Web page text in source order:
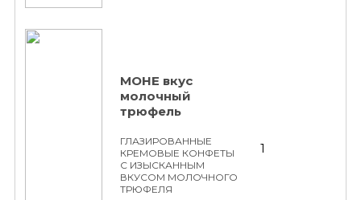
МОНЕ вкус
молочный
трюфель
ГЛАЗИРОВАННЫЕ
КРЕМОВЫЕ КОНФЕТЫ
С ИЗЫСКАННЫМ
ВКУСОМ МОЛОЧНОГО
ТРЮФЕЛЯ
1